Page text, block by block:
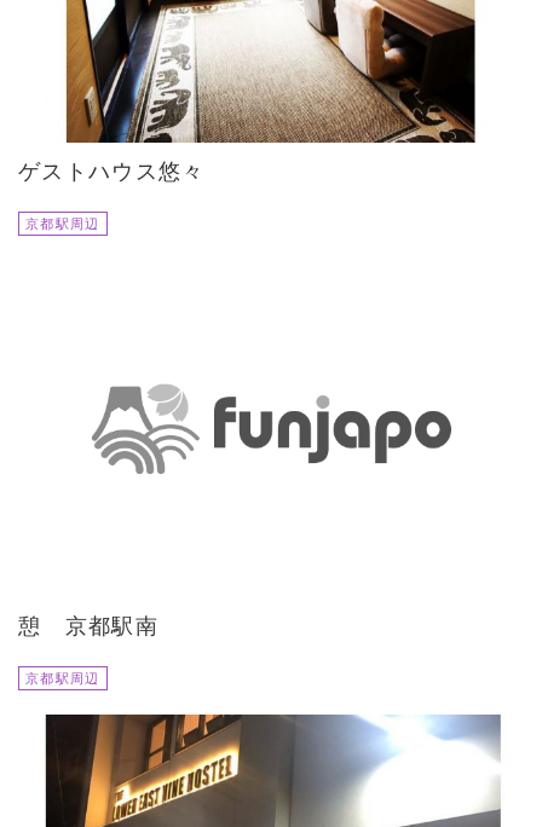
ゲストハウス悠々
京都駅周辺
憩 京都駅南
京都駅周辺